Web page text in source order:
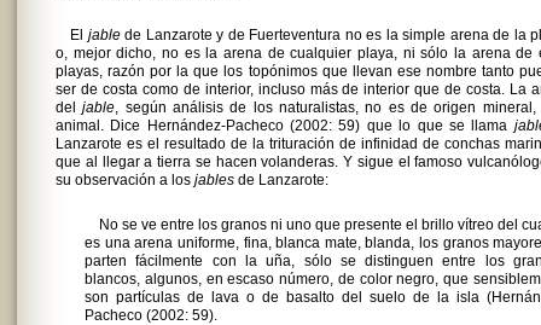
El jablede Lanzarote y de Fuerteventura no es la simple arena de la
o, mejor dicho, no es la arena de cualquier playa, ni sólo la arena de
playas, razón por la que los topónimos que llevan ese nombre tanto
ser de costa como de interior, incluso más de interior que de costa. La
deljable, según análisis de los naturalistas, no es de origen mineral,
animal. Dice Hernández-Pacheco (2002: 59) que lo que se llama
Lanzarote es el resultado de la trituración de infinidad de conchas
que al llegar a tierra se hacen volanderas. Y sigue el famoso
su observación a los jables de Lanzarote:
No se ve entre los granos ni uno que presente el brillo vítreo del
es una arena uniforme, fina, blanca mate, blanda, los granos
parten fácilmente con la uña, sólo se distinguen entre los
blancos, algunos, en escaso número, de color negro, que
son partículas de lava o de basalto del suelo de la isla
Pacheco (2002: 59).